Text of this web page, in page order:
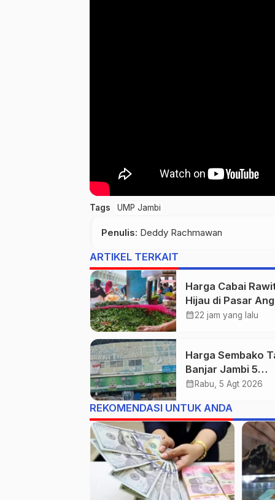
Tags UMP Jambi
Penulis: Deddy Rachmawan
ARTIKEL TERKAIT
Harga Cabai
Hijau di Pasar
Duo Tembus
calendar_month22 jam yang lalu
Harga Sembako
Banjar Jambi 5
Agustus 2026:
Rp55 Ribu
calendar_month Rabu, 5 Agt 2026
REKOMENDASI UNTUK ANDA